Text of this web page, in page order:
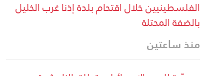
الفلسطينيين خلال اقتحام بلدة إذنا غرب الخليل
بالضفة المحتلة
منذ ساعتين